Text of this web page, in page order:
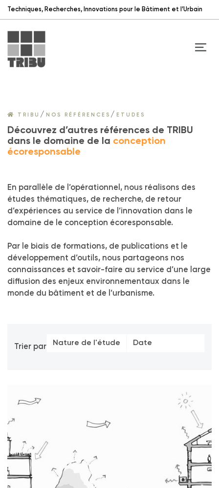
Techniques, Recherches, Innovations pour le Bâtiment et l’Urbain
TRIBU / NOS RÉFÉRENCES / ETUDES
Découvrez d’autres références de TRIBU
dans le domaine de la conception
écoresponsable
En parallèle de l’opérationnel, nous réalisons des
études thématiques, de recherche, de retour
d’expériences au service de l’innovation dans le
domaine de le conception écoresponsable.
Par le biais de formations, de publications et le
développement d’outils, nous partageons nos
connaissances et savoir-faire au service d’une large
diffusion des enjeux environnementaux dans le
monde du bâtiment et de l’urbanisme.
Trier par Nature de l'étude Date